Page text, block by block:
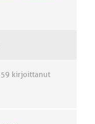
kirjoittanut